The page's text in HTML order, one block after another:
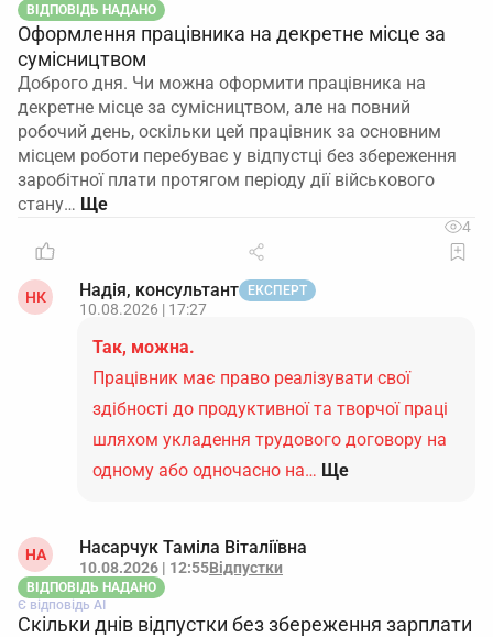
ВІДПОВІДЬ НАДАНО
Оформлення працівника на декретне місце за
сумісництвом
Доброго дня. Чи можна оформити працівника на
декретне місце за сумісництвом, але на повний
робочий день, оскільки цей працівник за основним
місцем роботи перебуває у відпустці без збереження
заробітної плати протягом періоду дії військового
стану…
4
НК Надія, консультант ЕКСПЕРТ
10.08.2026 | 17:27
Так, можна.
Працівник має право реалізувати свої
здібності до продуктивної та творчої праці
шляхом укладення трудового договору на
одному або одночасно на… Ще
НА Насарчук Таміла Віталіївна
10.08.2026 | 12:55Відпустки
ВІДПОВІДЬ НАДАНО
Є відповідь АІ
Скільки днів відпустки без збереження зарплати